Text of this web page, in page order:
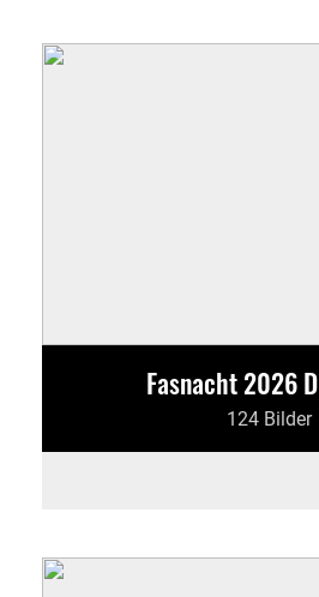
Fasnacht 2026
124 Bilder